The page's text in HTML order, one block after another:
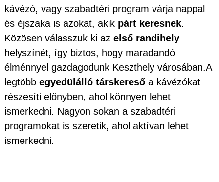
kávézó, vagy szabadtéri program várja nappal
és éjszaka is azokat, akik párt keresnek.
Közösen válasszuk ki az első randihely
helyszínét, így biztos, hogy maradandó
élménnyel gazdagodunk Keszthely városában.A
legtöbb egyedülálló társkereső a kávézókat
részesíti előnyben, ahol könnyen lehet
ismerkedni. Nagyon sokan a szabadtéri
programokat is szeretik, ahol aktívan lehet
ismerkedni.